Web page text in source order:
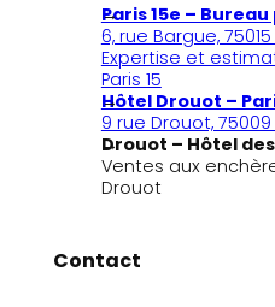
Paris 15e –
6, rue Bargue, 75015
Expertise et
Paris 15
Hôtel Drouot –
9 rue Drouot, 75009
Drouot – Hôtel
Ventes aux
Drouot
Contact